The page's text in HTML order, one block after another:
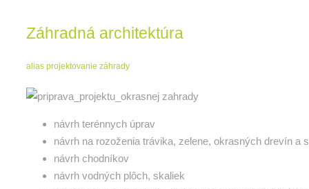
Záhradná architektúra
alias projektovanie záhrady
návrh terénnych úprav
návrh na rozoženia trávika, zelene, okrasných drevín a
návrh chodníkov
návrh vodných plôch, skaliek